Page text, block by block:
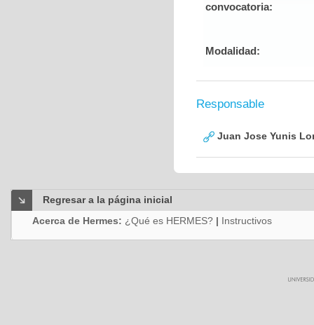
convocatoria:
Modalidad:
Responsable
Juan Jose Yunis
Regresar a la página inicial
Acerca de Hermes: ¿Qué es HERMES? | Instructivos